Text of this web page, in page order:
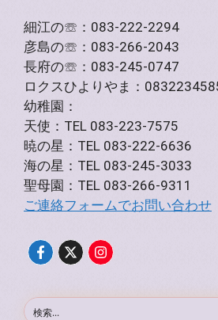
細江の☏：083-222-2294
彦島の☏：083-266-2043
長府の☏：083-245-0747
ロクスひよりやま：
幼稚園：
天使：TEL 083-223-7575
暁の星：TEL 083-222-6636
海の星：TEL 083-245-3033
聖母園：TEL 083-266-9311
ご連絡フォームでお問い合わせ